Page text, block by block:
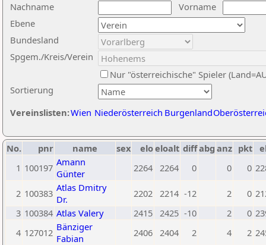
Nachname
Vorname
Ebene
Sortierung
Bundesland
Spgem./Kreis/Verein
Nur "österreichische" Spieler
Vereinslisten:Wien Niederösterreich Burgenland
No. pnr name sex eloeloalt diffabg anz pkt
1 100197 Amann
Günter
2264 2264 0 0 0
2 100383 Atlas Dmitry
Dr.
2202 2214 -12 2 0
3 100384 Atlas Valery 2415 2425 -10 2 0
4 127012 Bänziger
Fabian
2406 2404 2 4 2